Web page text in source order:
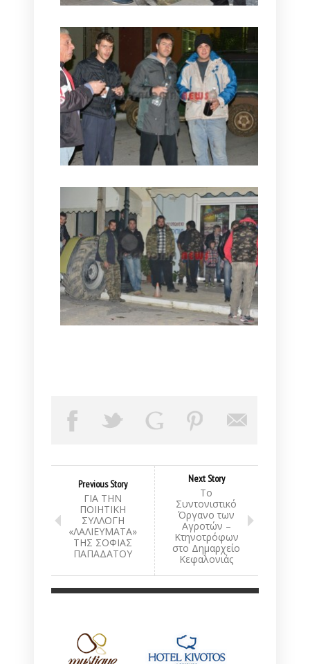
Previous Story
ΓΙΑ ΤΗΝ
ΠΟΙΗΤΙΚΗ
ΣΥΛΛΟΓΗ
«ΛΑΛΙΕΥΜΑΤΑ»
ΤΗΣ ΣΟΦΙΑΣ
ΠΑΠΑΔΑΤΟΥ
Next Story
Το
Συντονιστικό
Όργανο των
Αγροτών –
Κτηνοτρόφων
στο Δημαρχείο
Κεφαλονιάς